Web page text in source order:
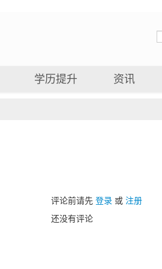
学历提升 资讯
评论前请先 登录 或 注册
还没有评论